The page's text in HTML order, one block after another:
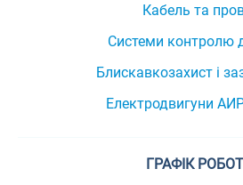
Кабель та
Системи контролю
Блискавкозахист і
Електродвигуни
ГРАФІК